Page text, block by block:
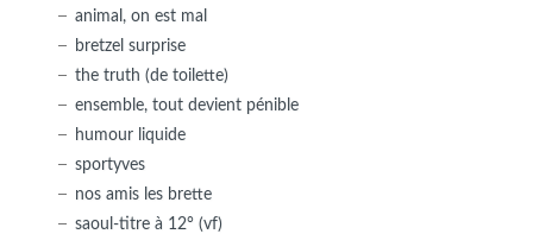
animal, on est mal
bretzel surprise
the truth (de toilette)
ensemble, tout devient pénible
humour liquide
sportyves
nos amis les brette
saoul-titre à 12° (vf)